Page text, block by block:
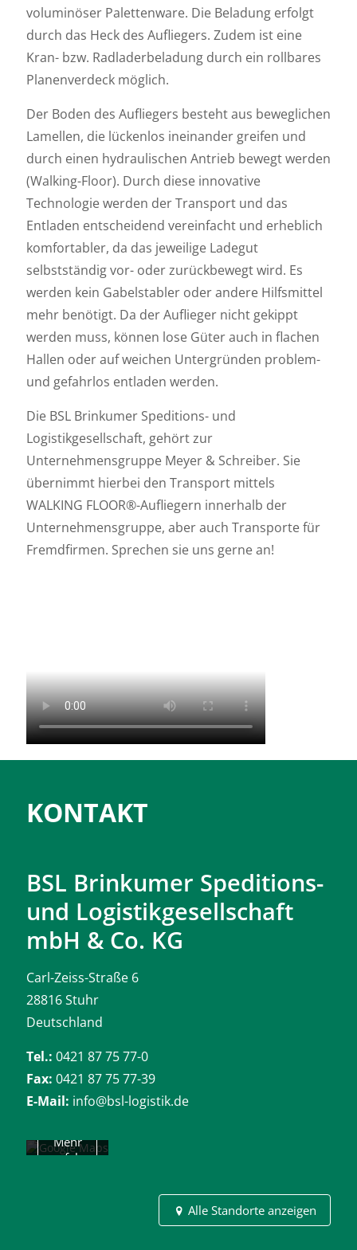
voluminöser Palettenware. Die Beladung erfolgt
durch das Heck des Aufliegers. Zudem ist eine
Kran- bzw. Radladerbeladung durch ein rollbares
Planenverdeck möglich.
Der Boden des Aufliegers besteht aus beweglichen
Lamellen, die lückenlos ineinander greifen und
durch einen hydraulischen Antrieb bewegt werden
(Walking-Floor). Durch diese innovative
Technologie werden der Transport und das
Entladen entscheidend vereinfacht und erheblich
komfortabler, da das jeweilige Ladegut
selbstständig vor- oder zurückbewegt wird. Es
werden kein Gabelstabler oder andere Hilfsmittel
mehr benötigt. Da der Auflieger nicht gekippt
werden muss, können lose Güter auch in flachen
Hallen oder auf weichen Untergründen problem-
und gefahrlos entladen werden.
Die BSL Brinkumer Speditions- und
Logistikgesellschaft, gehört zur
Unternehmensgruppe Meyer & Schreiber. Sie
übernimmt hierbei den Transport mittels
WALKING FLOOR®-Aufliegern innerhalb der
Unternehmensgruppe, aber auch Transporte für
Fremdfirmen. Sprechen sie uns gerne an!
KONTAKT
BSL Brinkumer Speditions-
und Logistikgesellschaft
mbH & Co. KG
Carl-Zeiss-Straße 6
28816 Stuhr
Deutschland
Tel.: 0421 87 75 77-0
Fax: 0421 87 75 77-39
E-Mail: info@bsl-logistik.de
Mit dem
Laden der
Karte
n Sie die
tzerklärun
g von
Mehr
erfah
Alle Standorte anzeigen